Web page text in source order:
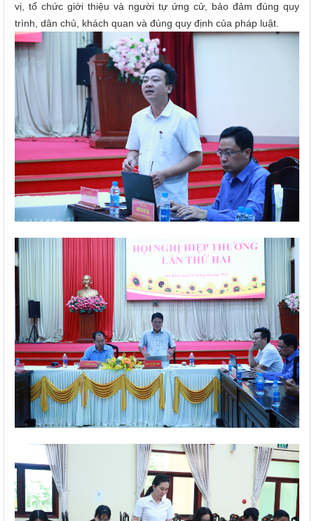
vị, tổ chức giới thiệu và người tự ứng cử, bảo đảm đúng quy
trình, dân chủ, khách quan và đúng quy định của pháp luật.